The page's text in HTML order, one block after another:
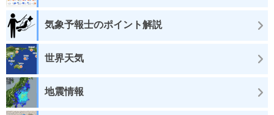
気象予報士のポイント解説
世界天気
地震情報